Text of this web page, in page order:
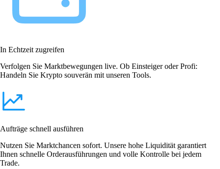
In Echtzeit zugreifen
Verfolgen Sie Marktbewegungen live. Ob Einsteiger oder Profi:
Handeln Sie Krypto souverän mit unseren Tools.
Aufträge schnell ausführen
Nutzen Sie Marktchancen sofort. Unsere hohe Liquidität garantiert
Ihnen schnelle Orderausführungen und volle Kontrolle bei jedem
Trade.